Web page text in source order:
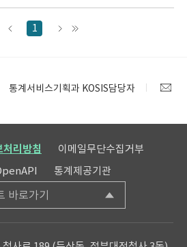
1
통계서비스기획과 KOSIS담당자
리방침
이메일무단수집거부
통계제공기관
바로가기